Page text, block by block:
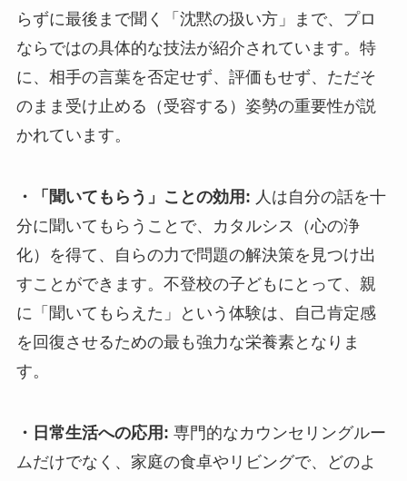
らずに最後まで聞く「沈黙の扱い方」まで、プロ
ならではの具体的な技法が紹介されています。特
に、相手の言葉を否定せず、評価もせず、ただそ
のまま受け止める（受容する）姿勢の重要性が説
かれています。
・「聞いてもらう」ことの効用: 人は自分の話を十
分に聞いてもらうことで、カタルシス（心の浄
化）を得て、自らの力で問題の解決策を見つけ出
すことができます。不登校の子どもにとって、親
に「聞いてもらえた」という体験は、自己肯定感
を回復させるための最も強力な栄養素となりま
す。
・日常生活への応用: 専門的なカウンセリングルー
ムだけでなく、家庭の食卓やリビングで、どのよ